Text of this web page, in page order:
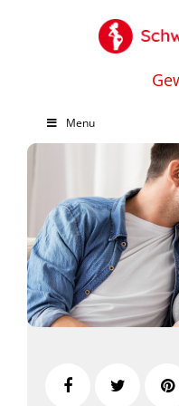
Menu